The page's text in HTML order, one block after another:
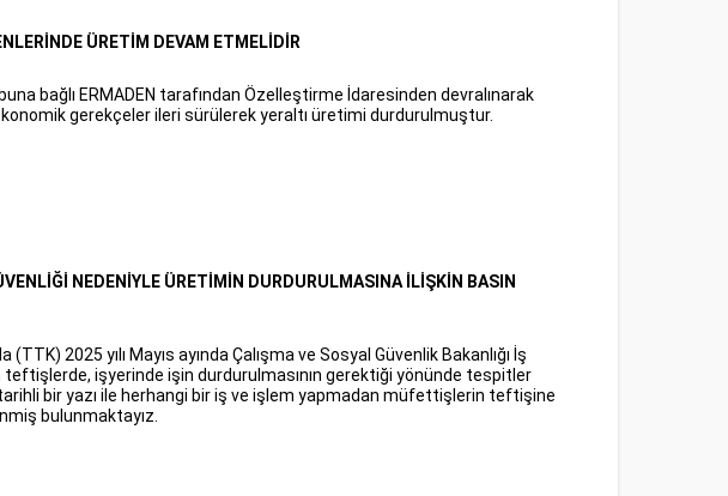
ÜRETİM DEVAM ETMELİDİR
bağlı ERMADEN tarafından Özelleştirme İdaresinden devralınarak
gerekçeler ileri sürülerek yeraltı üretimi durdurulmuştur.
NEDENİYLE ÜRETİMİN DURDURULMASINA İLİŞKİN BASIN
2025 yılı Mayıs ayında Çalışma ve Sosyal Güvenlik Bakanlığı İş
işyerinde işin durdurulmasının gerektiği yönünde tespitler
tarihli bir yazı ile herhangi bir iş ve işlem yapmadan müfettişlerin teftişine
bulunmaktayız.